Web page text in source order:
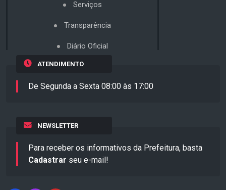
Serviços
Transparência
Diário Oficial
ATENDIMENTO
De Segunda a Sexta 08:00 às 17:00
NEWSLETTER
Para receber os informativos da Prefeitura, basta
Cadastrar seu e-mail!